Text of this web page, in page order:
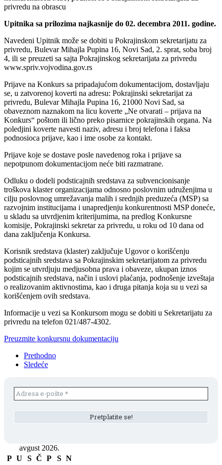
privredu na obrascu
Upitnika sa prilozima najkasnije do 02. decembra 2011. godine.
Navedeni Upitnik može se dobiti u Pokrajinskom sekretarijatu za
privredu, Bulevar Mihajla Pupina 16, Novi Sad, 2. sprat, soba broj
4, ili se preuzeti sa sajta Pokrajinskog sekretarijata za privredu
www.spriv.vojvodina.gov.rs
Prijave na Konkurs sa pripadajućom dokumentacijom, dostavljaju
se, u zatvorenoj koverti na adresu: Pokrajinski sekretarijat za
privredu, Bulevar Mihajla Pupina 16, 21000 Novi Sad, sa
obaveznom naznakom na licu koverte „Ne otvarati – prijava na
Konkurs“ poštom ili lično preko pisarnice pokrajinskih organa. Na
poledjini koverte navesti naziv, adresu i broj telefona i faksa
podnosioca prijave, kao i ime osobe za kontakt.
Prijave koje se dostave posle navedenog roka i prijave sa
nepotpunom dokumentacijom neće biti razmatrane.
Odluku o dodeli podsticajnih sredstava za subvencionisanje
troškova klaster organizacijama odnosno poslovnim udruženjima u
cilju poslovnog umrežavanja malih i srednjih preduzeća (MSP) sa
razvojnim institucijama i unapredjenju konkurentnosti MSP doneće,
u skladu sa utvrdjenim kriterijumima, na predlog Konkursne
komisije, Pokrajinski sekretar za privredu, u roku od 10 dana od
dana zaključenja Konkursa.
Korisnik sredstava (klaster) zaključuje Ugovor o korišćenju
podsticajnih sredstava sa Pokrajinskim sekretarijatom za privredu
kojim se utvrdjuju medjusobna prava i obaveze, ukupan iznos
podsticajnih sredstava, način i uslovi plaćanja, podnošenje izveštaja
o realizovanim aktivnostima, kao i druga pitanja koja su u vezi sa
korišćenjem ovih sredstava.
Informacije u vezi sa Konkursom mogu se dobiti u Sekretarijatu za
privredu na telefon 021/487-4302.
Preuzmite konkursnu dokumentaciju
Prethodno
Sledeće
avgust 2026.
P U S Č P S N